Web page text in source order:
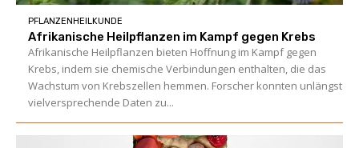
PFLANZENHEILKUNDE
Afrikanische Heilpflanzen im Kampf gegen Krebs
Afrikanische Heilpflanzen bieten Hoffnung im Kampf gegen
Krebs, indem sie chemische Verbindungen enthalten, die das
Wachstum von Krebszellen hemmen. Forscher konnten unlängst
vielversprechende Daten zu...